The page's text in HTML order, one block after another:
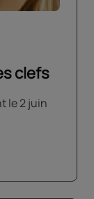
clefs
le 2 juin